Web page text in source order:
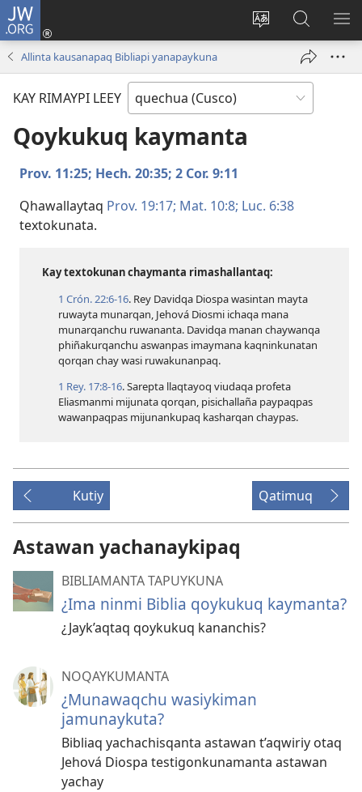
JW.ORG
Direccionpi
Sutiykiwan
jaykuy
nueva
JW.ORG
nisqapi
maskhay
Allinta kausanapaq Bibliapi yanapaykuna
KAY RIMAYPI LEEY
Qoykukuq kaymanta
Prov. 11:25; Hech. 20:35; 2 Cor. 9:11
Qhawallaytaq Prov. 19:17; Mat. 10:8; Luc. 6:38
textokunata.
Kay textokunan chaymanta rimashallantaq:
1 Crón. 22:​6-16. Rey Davidqa Diospa wasintan mayta
ruwayta munarqan, Jehová Diosmi ichaqa mana
munarqanchu ruwananta. Davidqa manan chaywanqa
phiñakurqanchu aswanpas imaymana kaqninkunatan
qorqan chay wasi ruwakunanpaq.
1 Rey. 17:​8-16. Sarepta llaqtayoq viudaqa profeta
Eliasmanmi mijunata qorqan, pisichallaña paypaqpas
wawanpaqpas mijunankupaq kasharqan chaypas.
Kutiy Qatimuq
Astawan yachanaykipaq
BIBLIAMANTA TAPUYKUNA
¿Ima ninmi Biblia qoykukuq kaymanta?
¿Jayk’aqtaq qoykukuq kananchis?
NOQAYKUMANTA
¿Munawaqchu wasiykiman
jamunaykuta?
Bibliaq yachachisqanta astawan t’aqwiriy otaq
Jehová Diospa testigonkunamanta astawan
yachay